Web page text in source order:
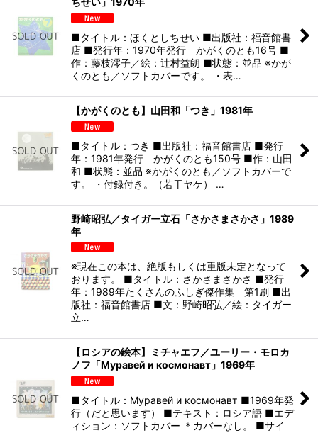
■タイトル：ほくとしちせい ■出版社：福音館書
店 ■発行年：1970年発行 かがくのとも16号 ■
作：藤枝澪子／絵：辻村益朗 ■状態：並品 ※かが
くのとも／ソフトカバーです。 ・表…
【かがくのとも】山田和「つき」1981年
■タイトル：つき ■出版社：福音館書店 ■発行
年：1981年発行 かがくのとも150号 ■作：山田
和 ■状態：並品 ※かがくのとも／ソフトカバーで
す。 ・付録付き。（若干ヤケ） …
野崎昭弘／タイガー立石「さかさまさかさ」1989
年
※現在この本は、絶版もしくは重版未定となって
おります。 ■タイトル：さかさまさかさ ■発行
年：1989年たくさんのふしぎ傑作集 第1刷 ■出
版社：福音館書店 ■文：野崎昭弘／絵：タイガー
立…
【ロシアの絵本】ミチャエフ／ユーリー・モロカ
ノフ「Муравей и космонавт」1969年
■タイトル：Муравей и космонавт ■1969年発
行（だと思います） ■テキスト：ロシア語 ■エデ
ィション：ソフトカバー ＊カバーなし。 ■サイ